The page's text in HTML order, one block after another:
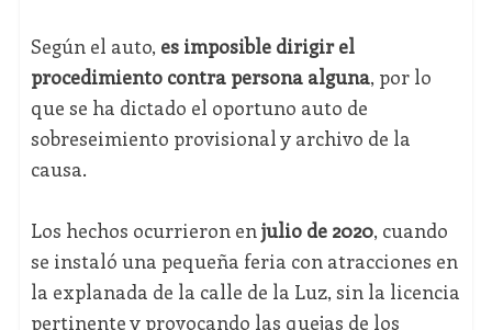
Según el auto, es imposible dirigir el
procedimiento contra persona alguna, por lo
que se ha dictado el oportuno auto de
sobreseimiento provisional y archivo de la
causa.
Los hechos ocurrieron enjulio de 2020, cuando
se instaló una pequeña feria con atracciones en
la explanada de la calle de la Luz, sin la licencia
pertinente y provocando las quejas de los